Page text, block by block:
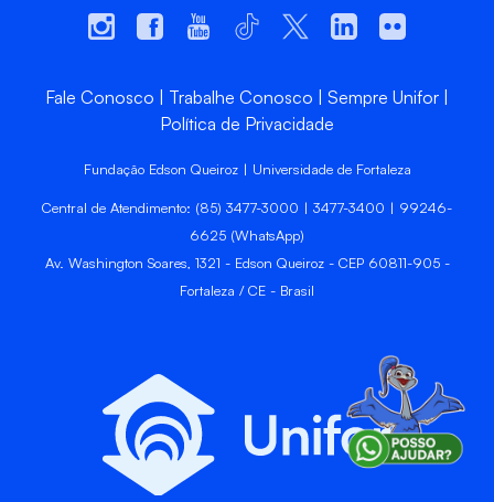
Fale Conosco Trabalhe Conosco
Sempre Unifor
Política de Privacidade
Fundação Edson Queiroz | Universidade de Fortaleza
Central de Atendimento: (85) 3477-3000 | 3477-3400 | 99246-
6625 (WhatsApp)
Av. Washington Soares, 1321 - Edson Queiroz - CEP 60811-905 -
Fortaleza / CE - Brasil